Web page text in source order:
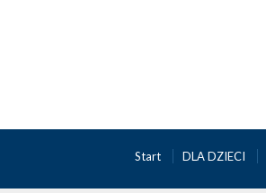
Start DLA DZIECI